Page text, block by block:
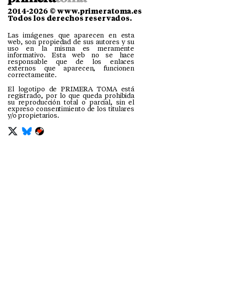
2014-2026 © www.primeratoma.es
Todos los derechos reservados.
Las imágenes que aparecen en esta
web, son propiedad de sus autores y su
uso en la misma es meramente
informativo. Esta web no se hace
responsable que de los enlaces
externos que aparecen, funcionen
correctamente.
El logotipo de PRIMERA TOMA está
registrado, por lo que queda prohibida
su reproducción total o parcial, sin el
expreso consentimiento de los titulares
y/o propietarios.